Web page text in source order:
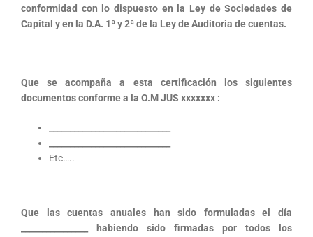
conformidad con lo dispuesto en la Ley de Sociedades de
Capital y en la D.A. 1ª y 2ª de la Ley de Auditoria de cuentas.
Que se acompaña a esta certificación los siguientes
documentos conforme a la O.M JUS xxxxxxx :
Etc…..
Que las cuentas anuales han sido formuladas el día
________________ habiendo sido firmadas por todos los